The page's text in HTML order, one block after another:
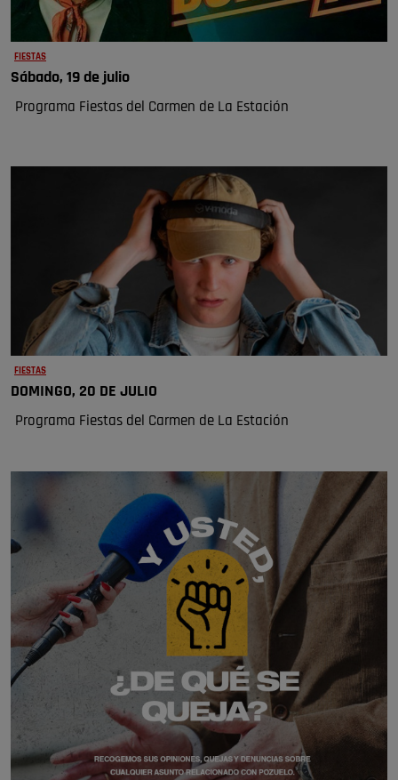
FIESTAS
Sábado, 19 de julio
Programa Fiestas del Carmen de La Estación
FIESTAS
DOMINGO, 20 DE JULIO
Programa Fiestas del Carmen de La Estación